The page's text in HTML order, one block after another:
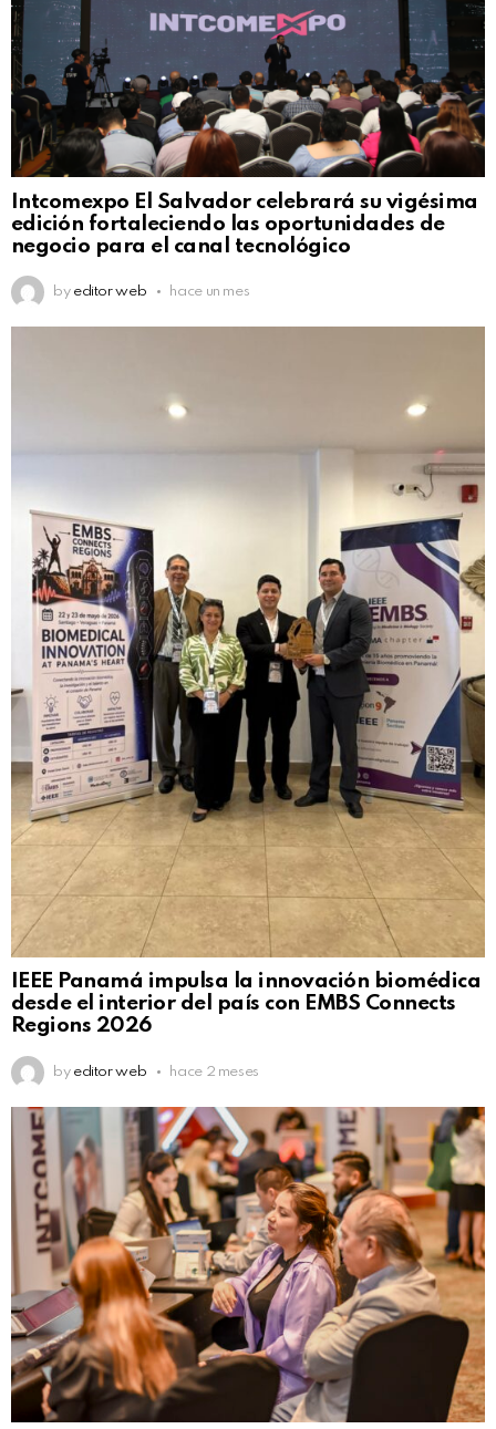
Intcomexpo El Salvador celebrará su vigésima
edición fortaleciendo las oportunidades de
negocio para el canal tecnológico
by editor web hace un mes
IEEE Panamá impulsa la innovación biomédica
desde el interior del país con EMBS Connects
Regions 2026
by editor web hace 2 meses